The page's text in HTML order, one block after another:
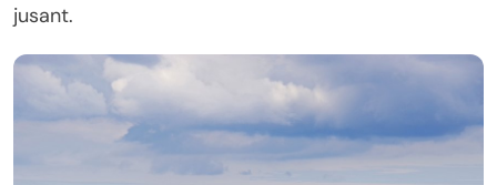
jusant.